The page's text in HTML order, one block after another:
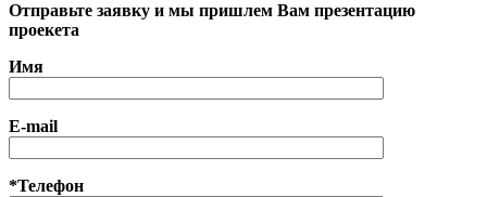
Отправьте заявку и мы пришлем Вам презентацию
проекета
Имя
E-mail
*Телефон